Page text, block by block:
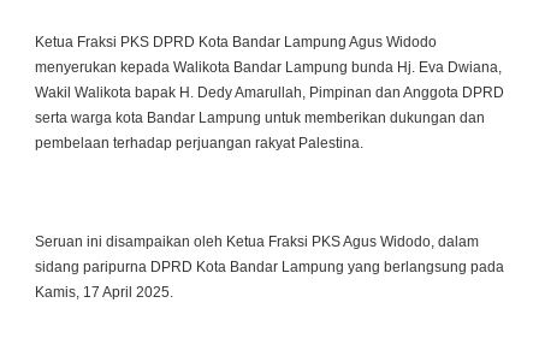
Ketua Fraksi PKS DPRD Kota Bandar Lampung Agus Widodo
menyerukan kepada Walikota Bandar Lampung bunda Hj. Eva Dwiana,
Wakil Walikota bapak H. Dedy Amarullah, Pimpinan dan Anggota DPRD
serta warga kota Bandar Lampung untuk memberikan dukungan dan
pembelaan terhadap perjuangan rakyat Palestina.
Seruan ini disampaikan oleh Ketua Fraksi PKS Agus Widodo, dalam
sidang paripurna DPRD Kota Bandar Lampung yang berlangsung pada
Kamis, 17 April 2025.